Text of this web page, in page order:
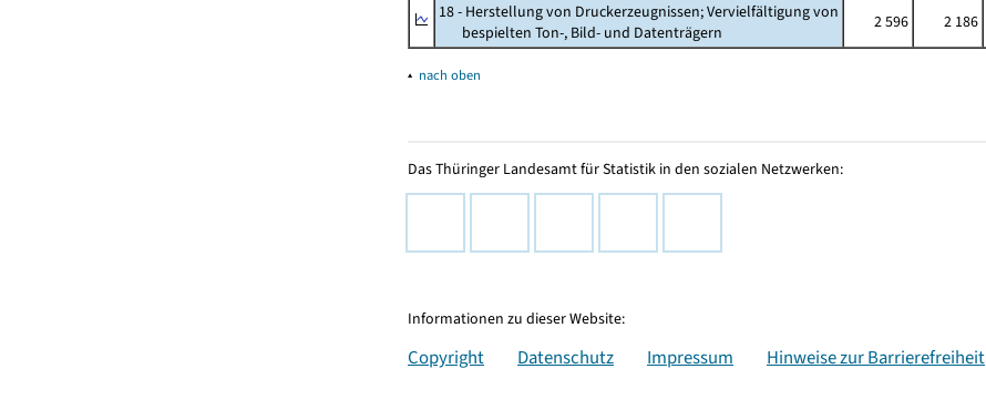
18 - Herstellung von Druckerzeugnissen; Vervielfältigung von
bespielten Ton-, Bild- und Datenträgern
2 596 2 186
▴ nach oben
Das Thüringer Landesamt für Statistik in den sozialen Netzwerken:
Informationen zu dieser Website:
Copyright Datenschutz Impressum Hinweise zur Barrierefreiheit